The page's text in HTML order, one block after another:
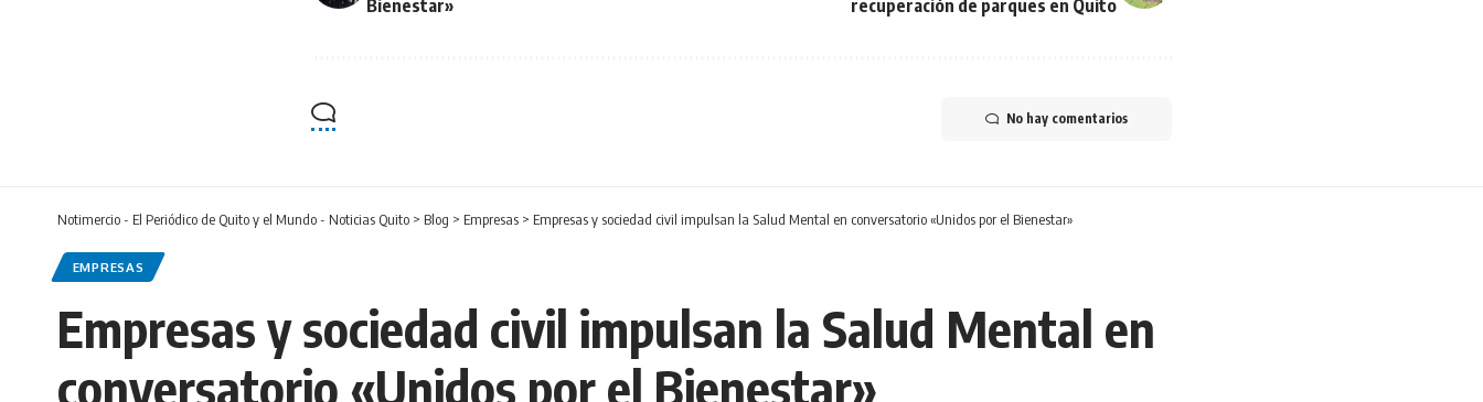
Bienestar»
recuperación de parques en Quito
No hay comentarios
Notimercio - El Periódico de Quito y el Mundo - Noticias Quito > Blog > Empresas > Empresas y sociedad civil impulsan la Salud Mental en conversatorio «Unidos por el Bienestar»
EMPRESAS
Empresas y sociedad civil impulsan la Salud Mental en
conversatorio «Unidos por el Bienestar»